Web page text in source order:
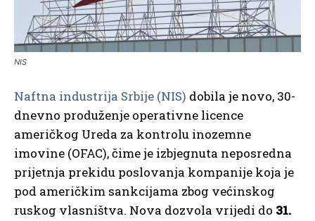
NIS
Naftna industrija Srbije (NIS) dobila je novo, 30-
dnevno produženje operativne licence
američkog Ureda za kontrolu inozemne
imovine (OFAC), čime je izbjegnuta neposredna
prijetnja prekidu poslovanja kompanije koja je
pod američkim sankcijama zbog većinskog
ruskog vlasništva. Nova dozvola vrijedi do 31.